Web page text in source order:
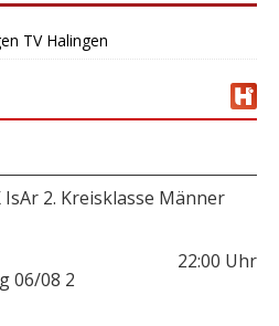
TV Halingen
2. Kreisklasse Männer
06/08 2
22:00 Uhr